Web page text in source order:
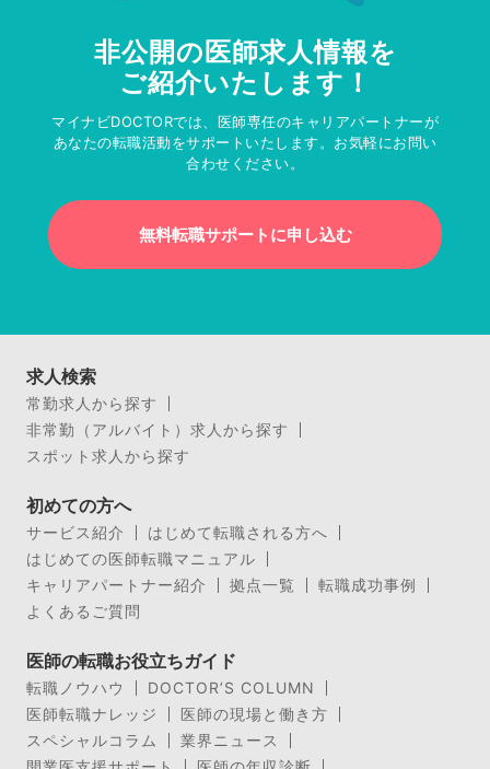
非公開の医師求人情報を
ご紹介いたします！
マイナビDOCTORでは、医師専任のキャリアパートナーが
あなたの転職活動をサポートいたします。お気軽にお問い
合わせください。
無料転職サポートに申し込む
求人検索
常勤求人から探す
非常勤（アルバイト）求人から探す
スポット求人から探す
初めての方へ
サービス紹介
はじめて転職される方へ
はじめての医師転職マニュアル
キャリアパートナー紹介
拠点一覧
転職成功事例
よくあるご質問
医師の転職お役立ちガイド
転職ノウハウ
DOCTOR’S COLUMN
医師転職ナレッジ
医師の現場と働き方
スペシャルコラム
業界ニュース